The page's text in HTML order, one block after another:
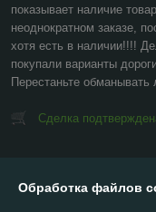
показывает наличие
неоднократном заказе,
хотя есть в наличии!!!!
покупали варианты
Перестаньте обманывать
Сделка
Обработка файлов